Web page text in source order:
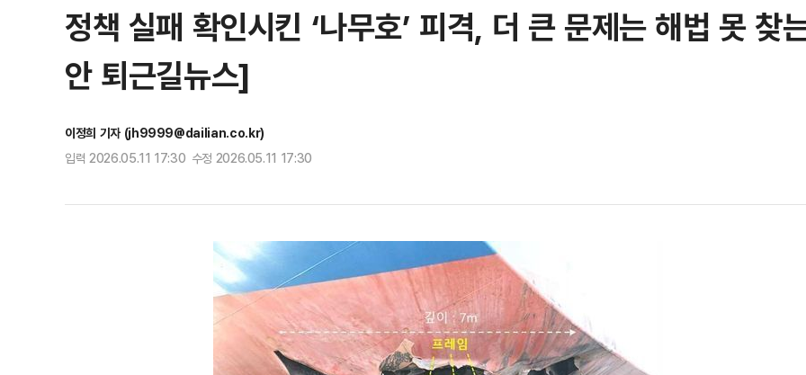
정책 실패 확인시킨 ‘나무호’ 피격, 더 큰 문제는 해법 못
안 퇴근길뉴스]
이정희 기자 (jh9999@dailian.co.kr)
입력 2026.05.11 17:30 수정 2026.05.11 17:30